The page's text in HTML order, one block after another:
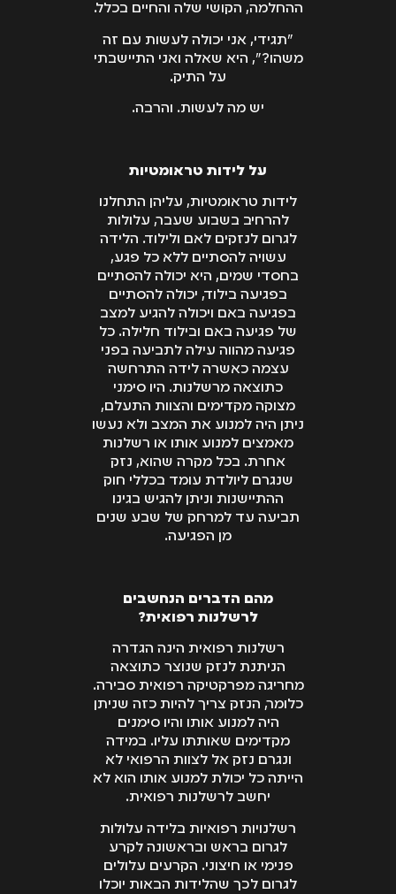
ההחלמה, הקושי שלה והחיים בכלל.
"תגידי, אני יכולה לעשות עם זה
משהו?", היא שאלה ואני התיישבתי
על התיק.
יש מה לעשות. והרבה.
על לידות טראומטיות
לידות טראומטיות, עליהן התחלנו
להרחיב בשבוע שעבר, עלולות
לגרום לנזקים לאם ולילוד. הלידה
עשויה להסתיים ללא כל פגע,
בחסדי שמים, היא יכולה להסתיים
בפגיעה בילוד, יכולה להסתיים
בפגיעה באם ויכולה להגיע למצב
של פגיעה באם ובילוד חלילה. כל
פגיעה מהווה עילה לתביעה בפני
עצמה כאשרה לידה התרחשה
כתוצאה מרשלנות. היו סימני
מצוקה מקדימים והצוות התעלם,
ניתן היה למנוע את המצב ולא נעשו
מאמצים למנוע אותו או רשלנות
אחרת. בכל מקרה שהוא, נזק
שנגרם ליולדת עומד בכללי חוק
ההתיישנות וניתן להגיש בגינו
תביעה עד למרחק של שבע שנים
מן הפגיעה.
מהם הדברים הנחשבים
לרשלנות רפואית?
רשלנות רפואית הינה הגדרה
הניתנת לנזק שנוצר כתוצאה
מחריגה מפרקטיקה רפואית סבירה.
כלומר, הנזק צריך להיות כזה שניתן
היה למנוע אותו והיו סימנים
מקדימים שאותתו עליו. במידה
ונגרם נזק אל לצוות הרפואי לא
הייתה כל יכולת למנוע אותו הוא לא
יחשב לרשלנות רפואית.
רשלנויות רפואיות בלידה עלולות
לגרום בראש ובראשונה לקרע
פנימי או חיצוני. הקרעים עלולים
לגרום לכך שהלידות הבאות יוכלו